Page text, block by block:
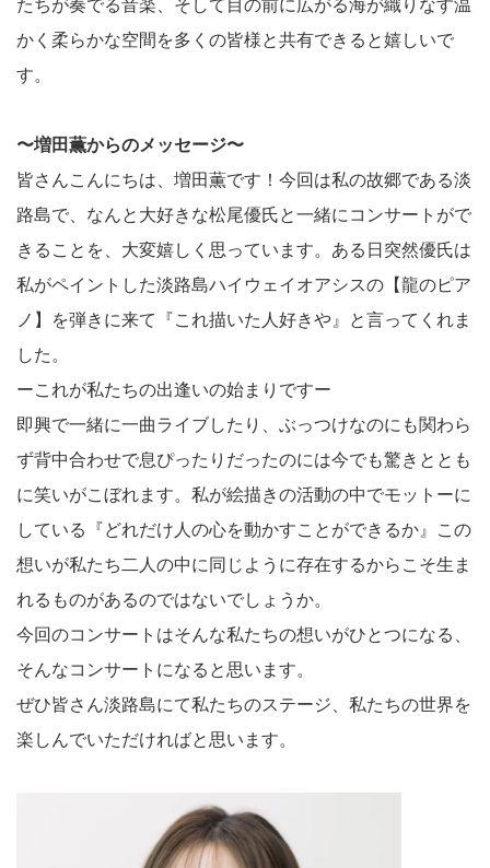
たちが奏でる音楽、そして目の前に広がる海が織りなす温
かく柔らかな空間を多くの皆様と共有できると嬉しいで
す。
〜増田薫からのメッセージ〜
皆さんこんにちは、増田薫です！今回は私の故郷である淡
路島で、なんと大好きな松尾優氏と一緒にコンサートがで
きることを、大変嬉しく思っています。ある日突然優氏は
私がペイントした淡路島ハイウェイオアシスの【龍のピア
ノ】を弾きに来て『これ描いた人好きや』と言ってくれま
した。
ーこれが私たちの出逢いの始まりですー
即興で一緒に一曲ライブしたり、ぶっつけなのにも関わら
ず背中合わせで息ぴったりだったのには今でも驚きととも
に笑いがこぼれます。私が絵描きの活動の中でモットーに
している『どれだけ人の心を動かすことができるか』この
想いが私たち二人の中に同じように存在するからこそ生ま
れるものがあるのではないでしょうか。
今回のコンサートはそんな私たちの想いがひとつになる、
そんなコンサートになると思います。
ぜひ皆さん淡路島にて私たちのステージ、私たちの世界を
楽しんでいただければと思います。